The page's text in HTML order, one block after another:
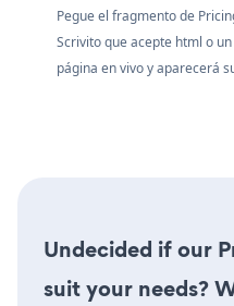
Pegue el fragmento de
Scrivito que acepte html o
página en vivo y aparecerá
Undecided if our
suit your needs?